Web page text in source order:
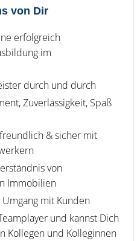
von Dir
erfolgreich
im
durch und durch
Zuverlässigkeit, Spaß
& sicher mit
von
Immobilien
mit Kunden
und kannst Dich
Kollegen und Kolleginnen